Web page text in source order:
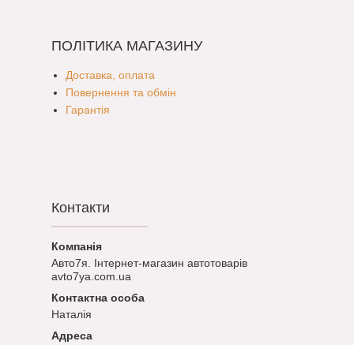
ПОЛІТИКА МАГАЗИНУ
Доставка, оплата
Повернення та обмін
Гарантія
Контакти
Авто7я. Інтернет-магазин автотоварів
avto7ya.com.ua
Наталія